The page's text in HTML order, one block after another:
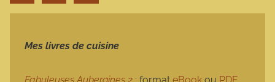
Mes livres de cuisine